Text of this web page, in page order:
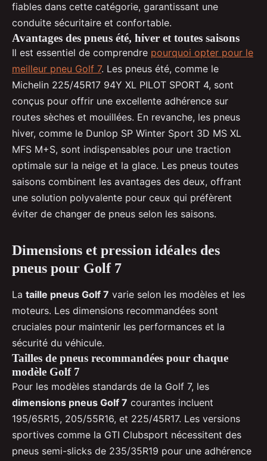
fiables dans cette catégorie, garantissant une
conduite sécuritaire et confortable.
Avantages des pneus été, hiver et toutes saisons
Il est essentiel de comprendre pourquoi opter pour le
meilleur pneu Golf 7. Les pneus été, comme le
Michelin 225/45R17 94Y XL PILOT SPORT 4, sont
conçus pour offrir une excellente adhérence sur
routes sèches et mouillées. En revanche, les pneus
hiver, comme le Dunlop SP Winter Sport 3D MS XL
MFS M+S, sont indispensables pour une traction
optimale sur la neige et la glace. Les pneus toutes
saisons combinent les avantages des deux, offrant
une solution polyvalente pour ceux qui préfèrent
éviter de changer de pneus selon les saisons.
Dimensions et pression idéales des
pneus pour Golf 7
La taille pneus Golf 7 varie selon les modèles et les
moteurs. Les dimensions recommandées sont
cruciales pour maintenir les performances et la
sécurité du véhicule.
Tailles de pneus recommandées pour chaque
modèle Golf 7
Pour les modèles standards de la Golf 7, les
dimensions pneus Golf 7 courantes incluent
195/65R15, 205/55R16, et 225/45R17. Les versions
sportives comme la GTI Clubsport nécessitent des
pneus semi-slicks de 235/35R19 pour une adhérence